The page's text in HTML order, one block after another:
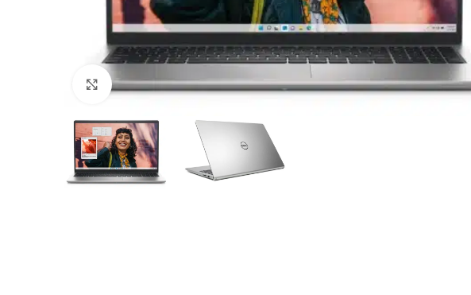
Haga Click para agrandar